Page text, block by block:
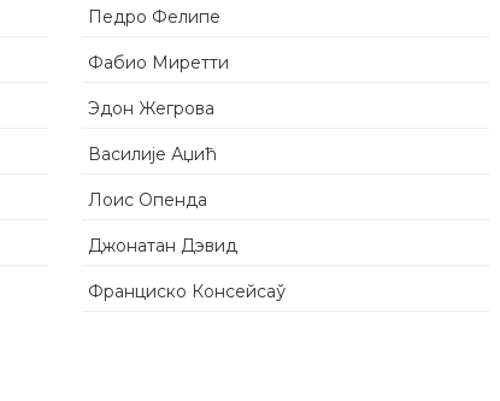
Педро Фелипе
Фабио Миретти
Эдон Жегрова
Василије Аџић
Лоис Опенда
Джонатан Дэвид
Франциско Консейсаў